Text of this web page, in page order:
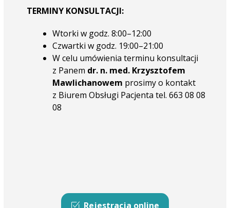
TERMINY KONSULTACJI:
Wtorki w godz. 8:00–12:00
Czwartki w godz. 19:00–21:00
W celu umówienia terminu konsultacji
z Panem dr. n. med. Krzysztofem
Mawlichanowem prosimy o kontakt
z Biurem Obsługi Pacjenta tel. 663 08 08
08
Rejestracja online